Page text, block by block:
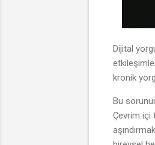
Dijital
kronik
Bu
Çevrim içi